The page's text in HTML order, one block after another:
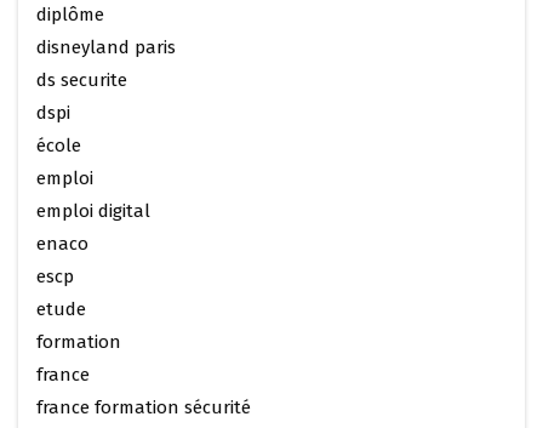
diplôme
disneyland paris
ds securite
dspi
école
emploi
emploi digital
enaco
escp
etude
formation
france
france formation sécurité